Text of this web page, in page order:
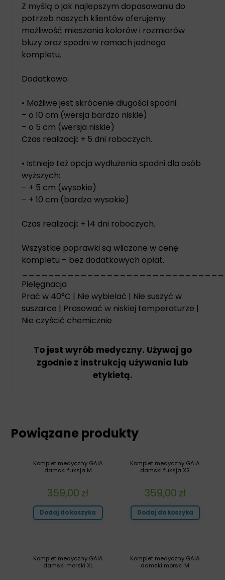
Z myślą o jak najlepszym dopasowaniu do
potrzeb naszych klientów oferujemy
możliwość mieszania kolorów i rozmiarów
bluzy oraz spodni w ramach jednego
kompletu.
Dodatkowo:
• Możliwe jest skrócenie długości spodni:
– o 10 cm (wersja bardzo niskie)
– o 5 cm (wersja niskie)
Czas realizacji: + 5 dni roboczych.
• Istnieje też opcja wydłużenia spodni dla osób
wyższych:
– + 5 cm (wysokie)
– + 10 cm (bardzo wysokie)
Czas realizacji: + 14 dni roboczych.
Wszystkie poprawki są wliczone w cenę
kompletu – bez dodatkowych opłat.
Pielęgnacja
Prać w 40°C | Nie wybielać | Nie suszyć w
suszarce | Prasować w niskiej temperaturze |
Nie czyścić chemicznie
To jest wyrób medyczny. Używaj go
zgodnie z instrukcją używania lub
etykietą.
Powiązane produkty
Komplet medyczny GAIA
damski fuksja XS
359,00 zł
Dodaj do koszyka
Komplet medyczny GAIA
damski fuksja M
359,00 zł
Dodaj do koszyka
Komplet medyczny GAIA
damski morski M
Komplet medyczny GAIA
damski morski XL